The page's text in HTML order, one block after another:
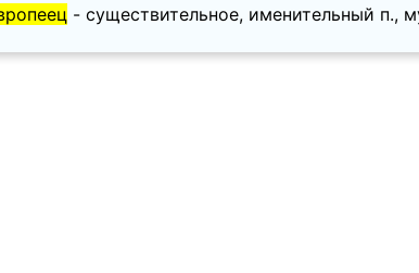
- существительное, именительный п.,